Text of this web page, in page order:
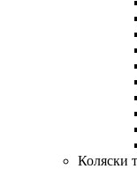
Коляски